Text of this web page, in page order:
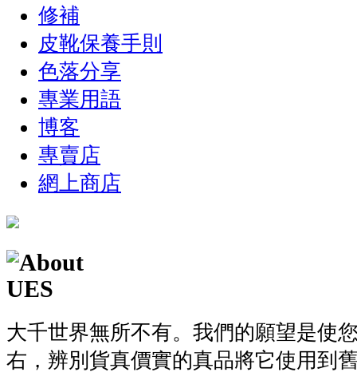
修補
皮靴保養手則
色落分享
專業用語
博客
專賣店
網上商店
大千世界無所不有。我們的願望是使
右，辨別貨真價實的真品將它使用到